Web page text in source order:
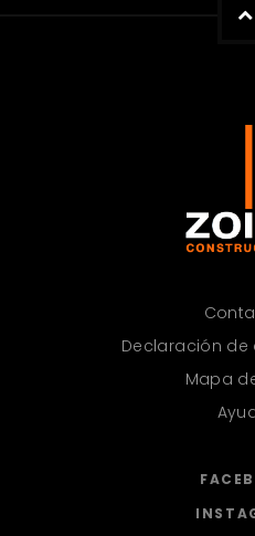
Declaración
Mapa